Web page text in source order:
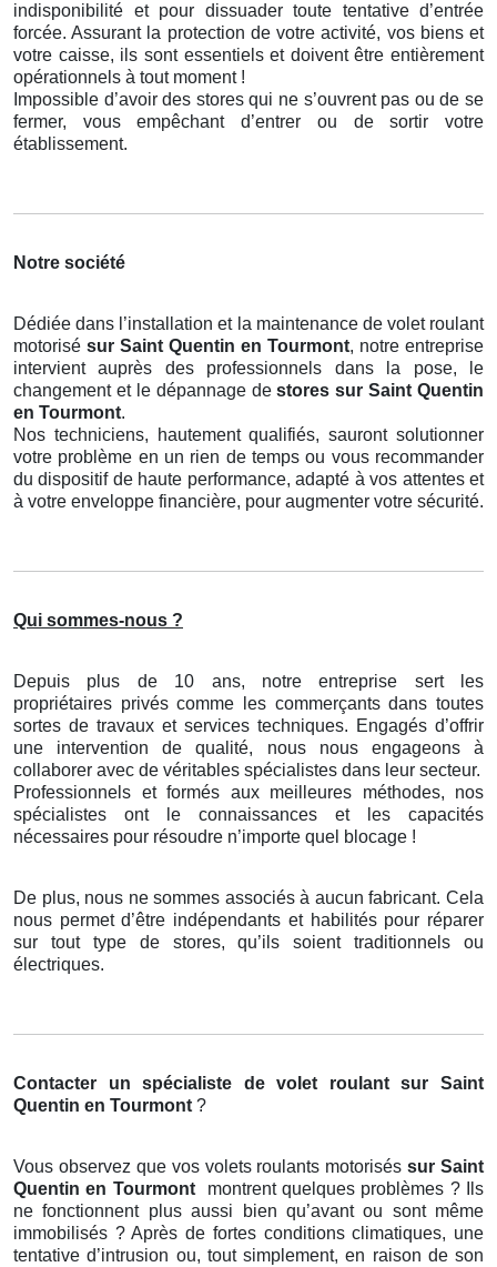
indisponibilité et pour dissuader toute tentative d’entrée
forcée. Assurant la protection de votre activité, vos biens et
votre caisse, ils sont essentiels et doivent être entièrement
opérationnels à tout moment !
Impossible d’avoir des stores qui ne s’ouvrent pas ou de se
fermer, vous empêchant d’entrer ou de sortir votre
établissement.
Notre société
Dédiée dans l’installation et la maintenance de volet roulant
motorisé sur Saint Quentin en Tourmont, notre entreprise
intervient auprès des professionnels dans la pose, le
changement et le dépannage destores sur Saint Quentin
en Tourmont.
Nos techniciens, hautement qualifiés, sauront solutionner
votre problème en un rien de temps ou vous recommander
du dispositif de haute performance, adapté à vos attentes et
à votre enveloppe financière, pour augmenter votre sécurité.
Qui sommes-nous ?
Depuis plus de 10 ans, notre entreprise sert les
propriétaires privés comme les commerçants dans toutes
sortes de travaux et services techniques. Engagés d’offrir
une intervention de qualité, nous nous engageons à
collaborer avec de véritables spécialistes dans leur secteur.
Professionnels et formés aux meilleures méthodes, nos
spécialistes ont le connaissances et les capacités
nécessaires pour résoudre n’importe quel blocage !
De plus, nous ne sommes associés à aucun fabricant. Cela
nous permet d’être indépendants et habilités pour réparer
sur tout type de stores, qu’ils soient traditionnels ou
électriques.
Contacter un spécialiste de volet roulant
sur Saint
Quentin en Tourmont ?
Vous observez que vos volets roulants motoriséssur Saint
Quentin en Tourmont
montrent quelques problèmes ? Ils
ne fonctionnent plus aussi bien qu’avant ou sont même
immobilisés ? Après de fortes conditions climatiques, une
tentative d’intrusion ou, tout simplement, en raison de son